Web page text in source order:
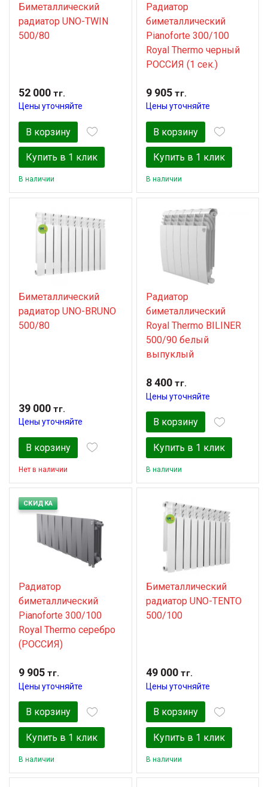
Биметаллический
радиатор UNO-TWIN
500/80
52 000 тг.
Цены уточняйте
В корзину
Купить в 1 клик
В наличии
Радиатор
биметаллический
Pianoforte 300/100
Royal Thermo черный
РОССИЯ (1 сек.)
9 905тг.
Цены уточняйте
В корзину
Купить в 1 клик
В наличии
Биметаллический
радиатор UNO-BRUNO
500/80
39 000 тг.
Цены уточняйте
В корзину
Нет в наличии
Радиатор
биметаллический
Royal Thermo BILINER
500/90 белый
выпуклый
8 400тг.
Цены уточняйте
В корзину
Купить в 1 клик
В наличии
СКИДКА
Радиатор
биметаллический
Pianoforte 300/100
Royal Thermo cеребро
(РОССИЯ)
9 905 тг.
Цены уточняйте
В корзину
Купить в 1 клик
В наличии
Биметаллический
радиатор UNO-TENTO
500/100
49 000тг.
Цены уточняйте
В корзину
Купить в 1 клик
В наличии